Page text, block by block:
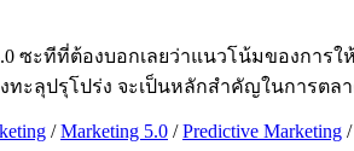
ซะทีที่ต้องบอกเลยว่าแนวโน้มของการ
ทะลุปรุโปร่ง จะเป็นหลักสำคัญในการต
/Marketing 5.0 /Predictive Marketing /